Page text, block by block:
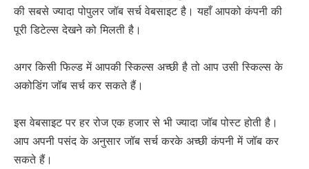
की सबसे ज्यादा पोपुलर जॉब सर्च वेबसाइट है। यहाँ आपको कंपनी की
पूरी डिटेल्स देखने को मिलती है।
अगर किसी फिल्ड में आपकी स्किल्स अच्छी है तो आप उसी स्किल्स के
अकोडिंग जॉब सर्च कर सकते हैं।
इस वेबसाइट पर हर रोज एक हजार से भी ज्यादा जॉब पोस्ट होती है।
आप अपनी पसंद के अनुसार जॉब सर्च करके अच्छी कंपनी में जॉब कर
सकते हैं।